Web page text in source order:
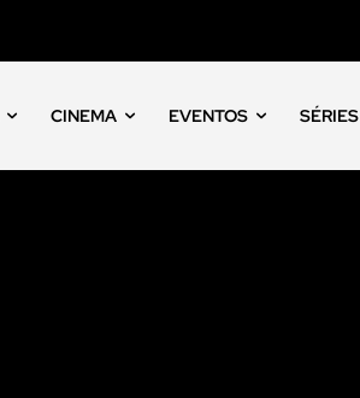
CINEMA EVENTOS SÉRIES